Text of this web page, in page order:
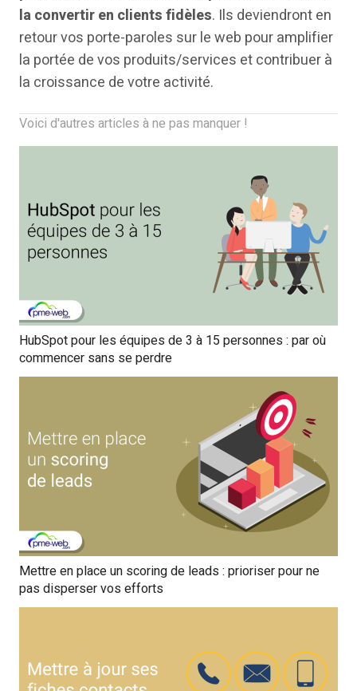
la convertir en clients fidèles. Ils deviendront en
retour vos porte-paroles sur le web pour amplifier
la portée de vos produits/services et contribuer à
la croissance de votre activité.
Voici d'autres articles à ne pas manquer !
HubSpot pour les équipes de 3 à 15 personnes : par où
commencer sans se perdre
Mettre en place un scoring de leads : prioriser pour ne
pas disperser vos efforts